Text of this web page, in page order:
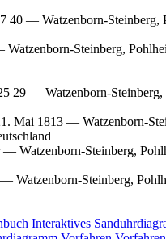
40 — Watzenborn-Steinberg,
Watzenborn-Steinberg,
29 — Watzenborn-
Mai 1813 — Watzenborn-
— Watzenborn-Steinberg,
— Watzenborn-Steinberg,
Interaktives